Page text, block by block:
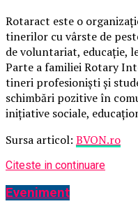
Rotaract este o
tinerilor cu vârste de
de voluntariat, educație,
Parte a familiei Rotary
tineri profesioniști și
schimbări pozitive în
inițiative sociale,
Sursa articol: BVON.ro
Citeste in continuare
Eveniment